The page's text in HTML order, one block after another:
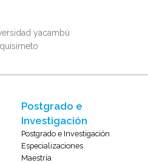
Postgrado e
Investigación
Postgrado e Investigación
Especializaciones
Maestría